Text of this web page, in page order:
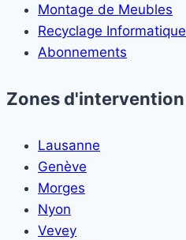
Montage de Meubles
Recyclage Informatique
Abonnements
Zones d'intervention
Lausanne
Genève
Morges
Nyon
Vevey